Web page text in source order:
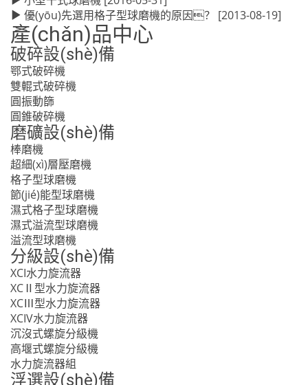
優(yōu)先選用格子型球磨機的原因？ [2013-08-19]
產(chǎn)品中心
破碎設(shè)備
鄂式破碎機
雙輥式破碎機
圓振動篩
圓錐破碎機
磨礦設(shè)備
棒磨機
超細(xì)層壓磨機
格子型球磨機
節(jié)能型球磨機
濕式格子型球磨機
濕式溢流型球磨機
溢流型球磨機
分級設(shè)備
XCI水力旋流器
XCⅡ型水力旋流器
XCⅢ型水力旋流器
XCIV水力旋流器
沉沒式螺旋分級機
高堰式螺旋分級機
水力旋流器組
浮選設(shè)備